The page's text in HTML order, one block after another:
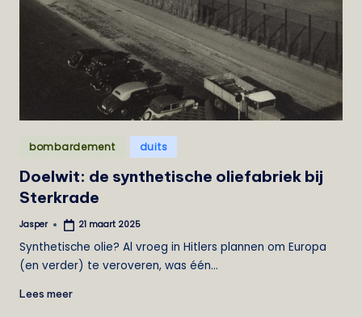
Geplaatst
bombardement duits
Doelwit: de synthetische oliefabriek bij
Sterkrade
Geplaatst
Jasper 21 maart 2025
Synthetische olie? Al vroeg in Hitlers plannen om Europa
(en verder) te veroveren, was één…
Lees meer